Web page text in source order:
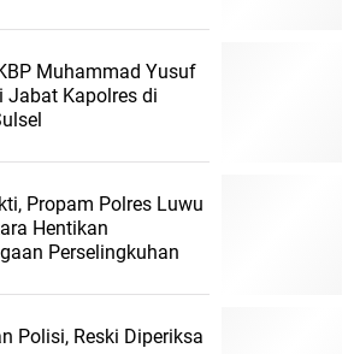
Muhammad Yusuf
Jabat Kapolres di
Propam Polres Luwu
Hentikan
Perselingkuhan
Polisi, Reski Diperiksa